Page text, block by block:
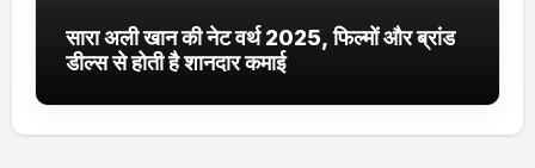
सारा अली खान की नेट वर्थ 2025, फिल्मों और ब्रांड
डील्स से होती है शानदार कमाई